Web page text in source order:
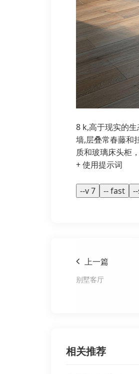
8 k,高于现实的
墙,层叠常春藤和
质和玻璃床头柜
+ 使用提示词
--v 7 -- fast
上一篇
别墅客厅
相关推荐